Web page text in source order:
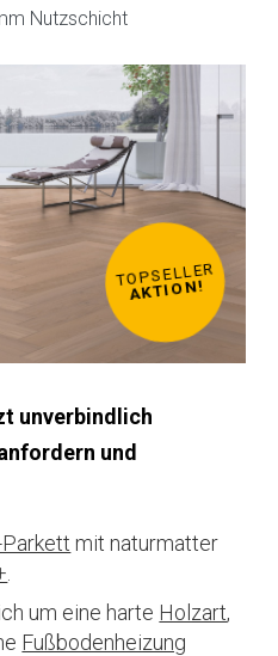
Nutzschicht
TOPSELLER
AKTION!
TOPSELLER
AKTION!
TOPSELLER
AKTION!
TOPSELLER
AKTION!
TOPSELLER
AKTION!
TOPSELLER
AKTION!
TOPSELLER
AKTION!
TOPSELLER
AKTION!
unverbindlich
und
mit naturmatter
.
um eine harte Holzart,
Fußbodenheizung